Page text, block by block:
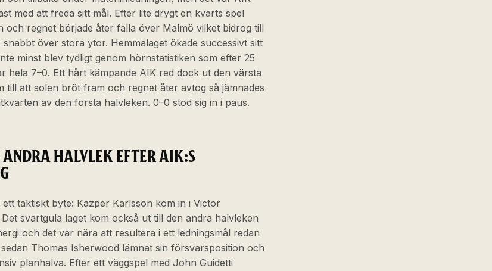
med att freda sitt mål. Efter lite drygt en kvarts spel
och regnet började åter falla över Malmö vilket bidrog till
över stora ytor. Hemmalaget ökade successivt sitt
minst blev tydligt genom hörnstatistiken som efter 25
hela 7–0. Ett hårt kämpande AIK red dock ut den värsta
till att solen bröt fram och regnet åter avtog så jämnades
av den första halvleken. 0–0 stod sig in i paus.
HALVLEK EFTER AIK:S
taktiskt byte: Kazper Karlsson kom in i Victor
svartgula laget kom också ut till den andra halvleken
och det var nära att resultera i ett ledningsmål redan
Thomas Isherwood lämnat sin försvarsposition och
planhalva. Efter ett väggspel med John Guidetti